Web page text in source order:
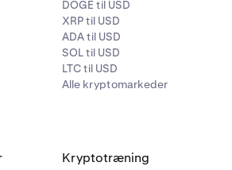
blive behandlet på nogle få minutter
forsinkelser, bedes du
DOGE til USD
XRP til USD
ADA til USD
SOL til USD
LTC til USD
Alle kryptomarkeder
Kryptotræning